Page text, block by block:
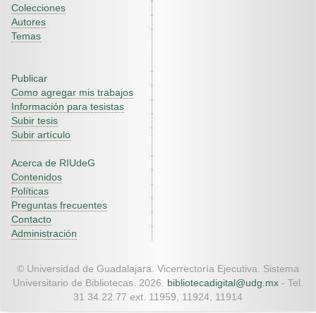
Colecciones
Autores
Temas
Publicar
Como agregar mis trabajos
Información para tesistas
Subir tesis
Subir artículo
Acerca de RIUdeG
Contenidos
Políticas
Preguntas frecuentes
Contacto
Administración
© Universidad de Guadalajara. Vicerrectoría Ejecutiva. Sistema
Universitario de Bibliotecas. 2026. bibliotecadigital@udg.mx - Tel.
31 34 22 77 ext. 11959, 11924, 11914